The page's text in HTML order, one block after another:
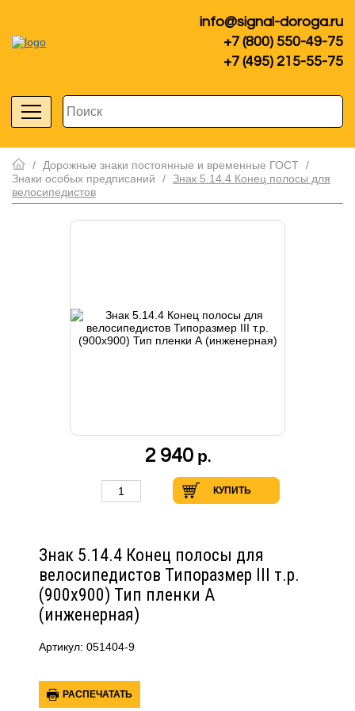
info@signal-doroga.ru
+7 (800) 550-49-75
+7 (495) 215-55-75
/ Дорожные знаки постоянные и временные ГОСТ /
Знаки особых предписаний
/ Знак 5.14.4 Конец полосы для
велосипедистов
Знак 5.14.4 Конец полосы для
велосипедистов Типоразмер III т.р.
(900х900) Тип пленки А
(инженерная)
Артикул: 051404-9
РАСПЕЧАТАТЬ
2 940 р.
КУПИТЬ